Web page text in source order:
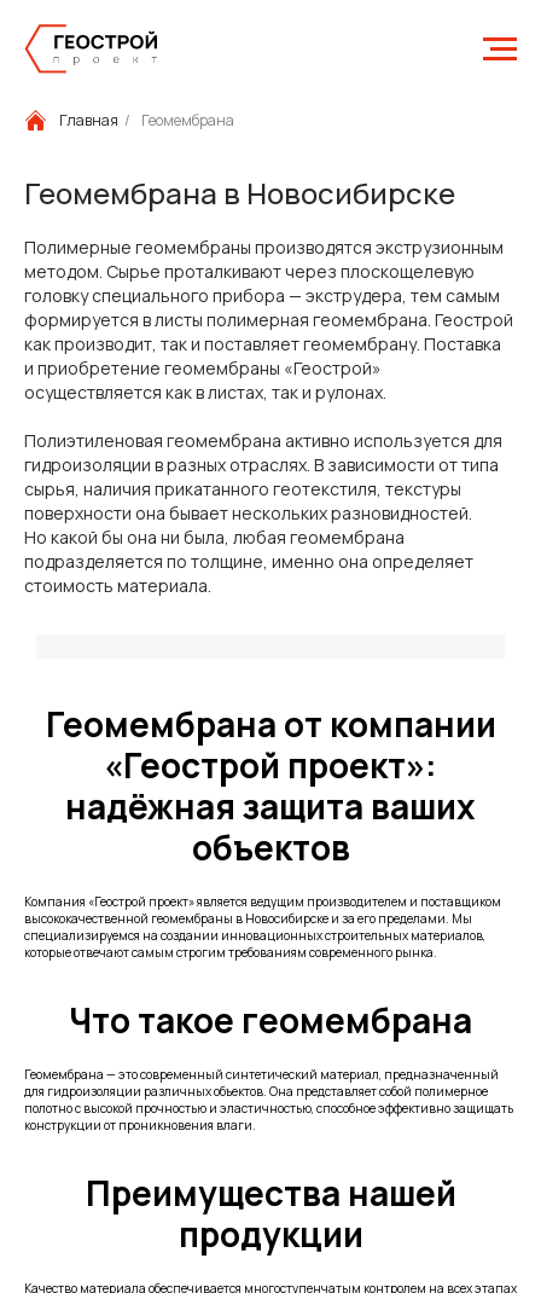
Главная / Геомембрана
Геомембрана в Новосибирске
Полимерные геомембраны производятся экструзионным
методом. Сырье проталкивают через плоскощелевую
головку специального прибора — экструдера, тем самым
формируется в листы полимерная геомембрана. Геострой
как производит, так и поставляет геомембрану. Поставка
и приобретение геомембраны «Геострой»
осуществляется как в листах, так и рулонах.
Полиэтиленовая геомембрана активно используется для
гидроизоляции в разных отраслях. В зависимости от типа
сырья, наличия прикатанного геотекстиля, текстуры
поверхности она бывает нескольких разновидностей.
Но какой бы она ни была, любая геомембрана
подразделяется по толщине, именно она определяет
стоимость материала.
Геомембрана от компании
«Геострой проект»:
надёжная защита ваших
объектов
Компания «Геострой проект» является ведущим производителем и поставщиком
высококачественной геомембраны в Новосибирске и за его пределами. Мы
специализируемся на создании инновационных строительных материалов,
которые отвечают самым строгим требованиям современного рынка.
Что такое геомембрана
Геомембрана — это современный синтетический материал, предназначенный
для гидроизоляции различных объектов. Она представляет собой полимерное
полотно с высокой прочностью и эластичностью, способное эффективно защищать
конструкции от проникновения влаги.
Преимущества нашей
продукции
Качество материала обеспечивается многоступенчатым контролем на всех этапах